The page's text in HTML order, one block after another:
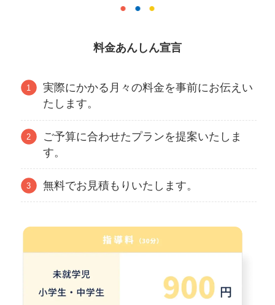
料金あんしん宣言
実際にかかる月々の料金を事前にお伝えい
たします。
ご予算に合わせたプランを提案いたしま
す。
無料でお見積もりいたします。